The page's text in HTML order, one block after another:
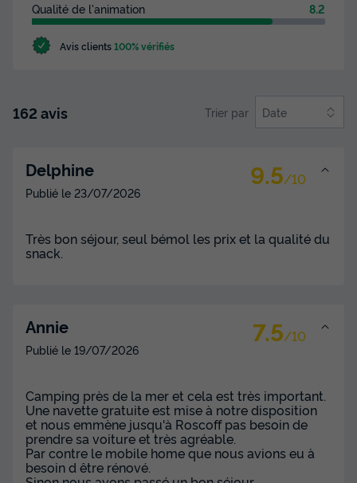
Qualité de l'animation 8.2
Avis clients100% vérifiés
162 avis Trier par Date
Delphine 9.5/10
Publié le 23/07/2026
Très bon séjour, seul bémol les prix et la qualité du
snack.
Annie 7.5/10
Publié le 19/07/2026
Camping près de la mer et cela est très important.
Une navette gratuite est mise à notre disposition
et nous emmène jusqu'à Roscoff pas besoin de
prendre sa voiture et très agréable.
Par contre le mobile home que nous avions eu à
besoin d être rénové.